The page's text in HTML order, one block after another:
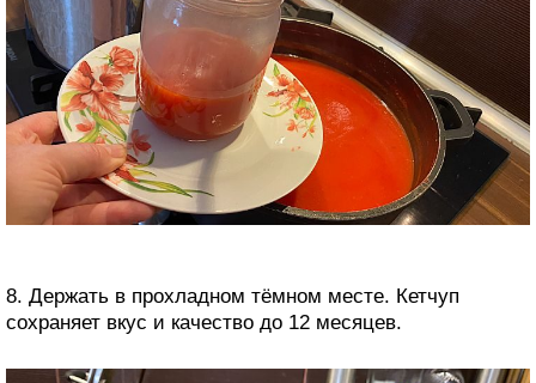
8. Держать в прохладном тёмном месте. Кетчуп
сохраняет вкус и качество до 12 месяцев.